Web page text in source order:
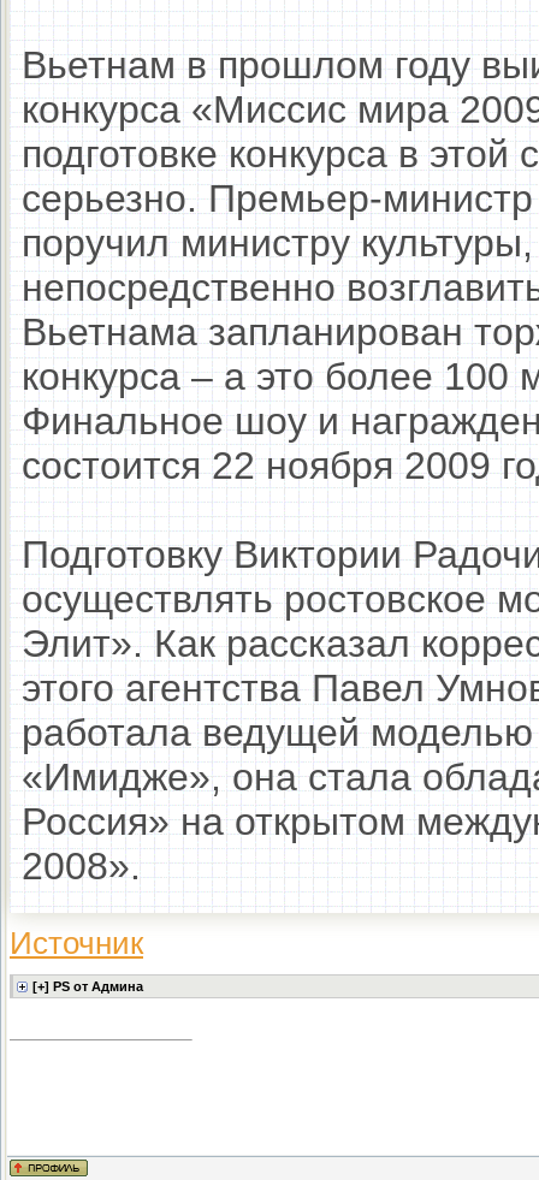
Вьетнам в прошлом году
конкурса «Миссис мира
подготовке конкурса в
серьезно. Премьер-
поручил министру
непосредственно
Вьетнама запланирован
конкурса – а это более 100
Финальное шоу и
состоится 22 ноября 2009
Подготовку Виктории
осуществлять ростовское
Элит». Как рассказал
этого агентства Павел
работала ведущей моделью
«Имидже», она стала
Россия» на открытом
2008».
Источник